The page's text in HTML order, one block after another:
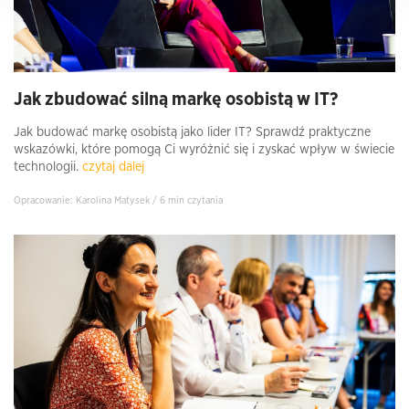
Jak zbudować silną markę osobistą w IT?
Jak budować markę osobistą jako lider IT? Sprawdź praktyczne
wskazówki, które pomogą Ci wyróżnić się i zyskać wpływ w świecie
technologii. czytaj dalej
Opracowanie: Karolina Matysek / 6 min czytania